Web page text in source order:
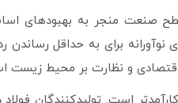
سطح صنعت منجر به
نوآورانه برای به حداقل
و نظارت بر محیط زیست